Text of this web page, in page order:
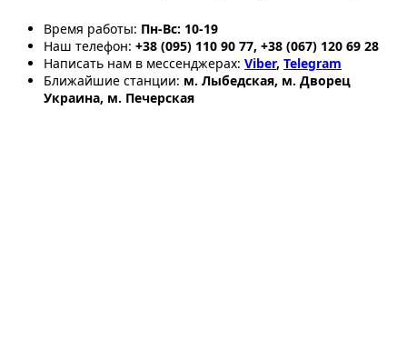
Время работы: Пн-Вс: 10-19
Наш телефон: +38 (095) 110 90 77, +38 (067) 120 69 28
Написать нам в мессенджерах: Viber, Telegram
Ближайшие станции: м. Лыбедская, м. Дворец
Украина, м. Печерская